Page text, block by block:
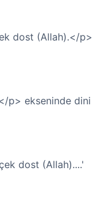
dost (Allah).</p>
p> ekseninde dini
dost (Allah)....'